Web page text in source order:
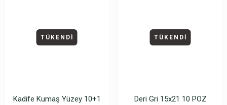
TÜKENDİ
Kadife Kumaş Yüzey 10+1
TÜKENDİ
Deri Gri 15x21 10 POZ